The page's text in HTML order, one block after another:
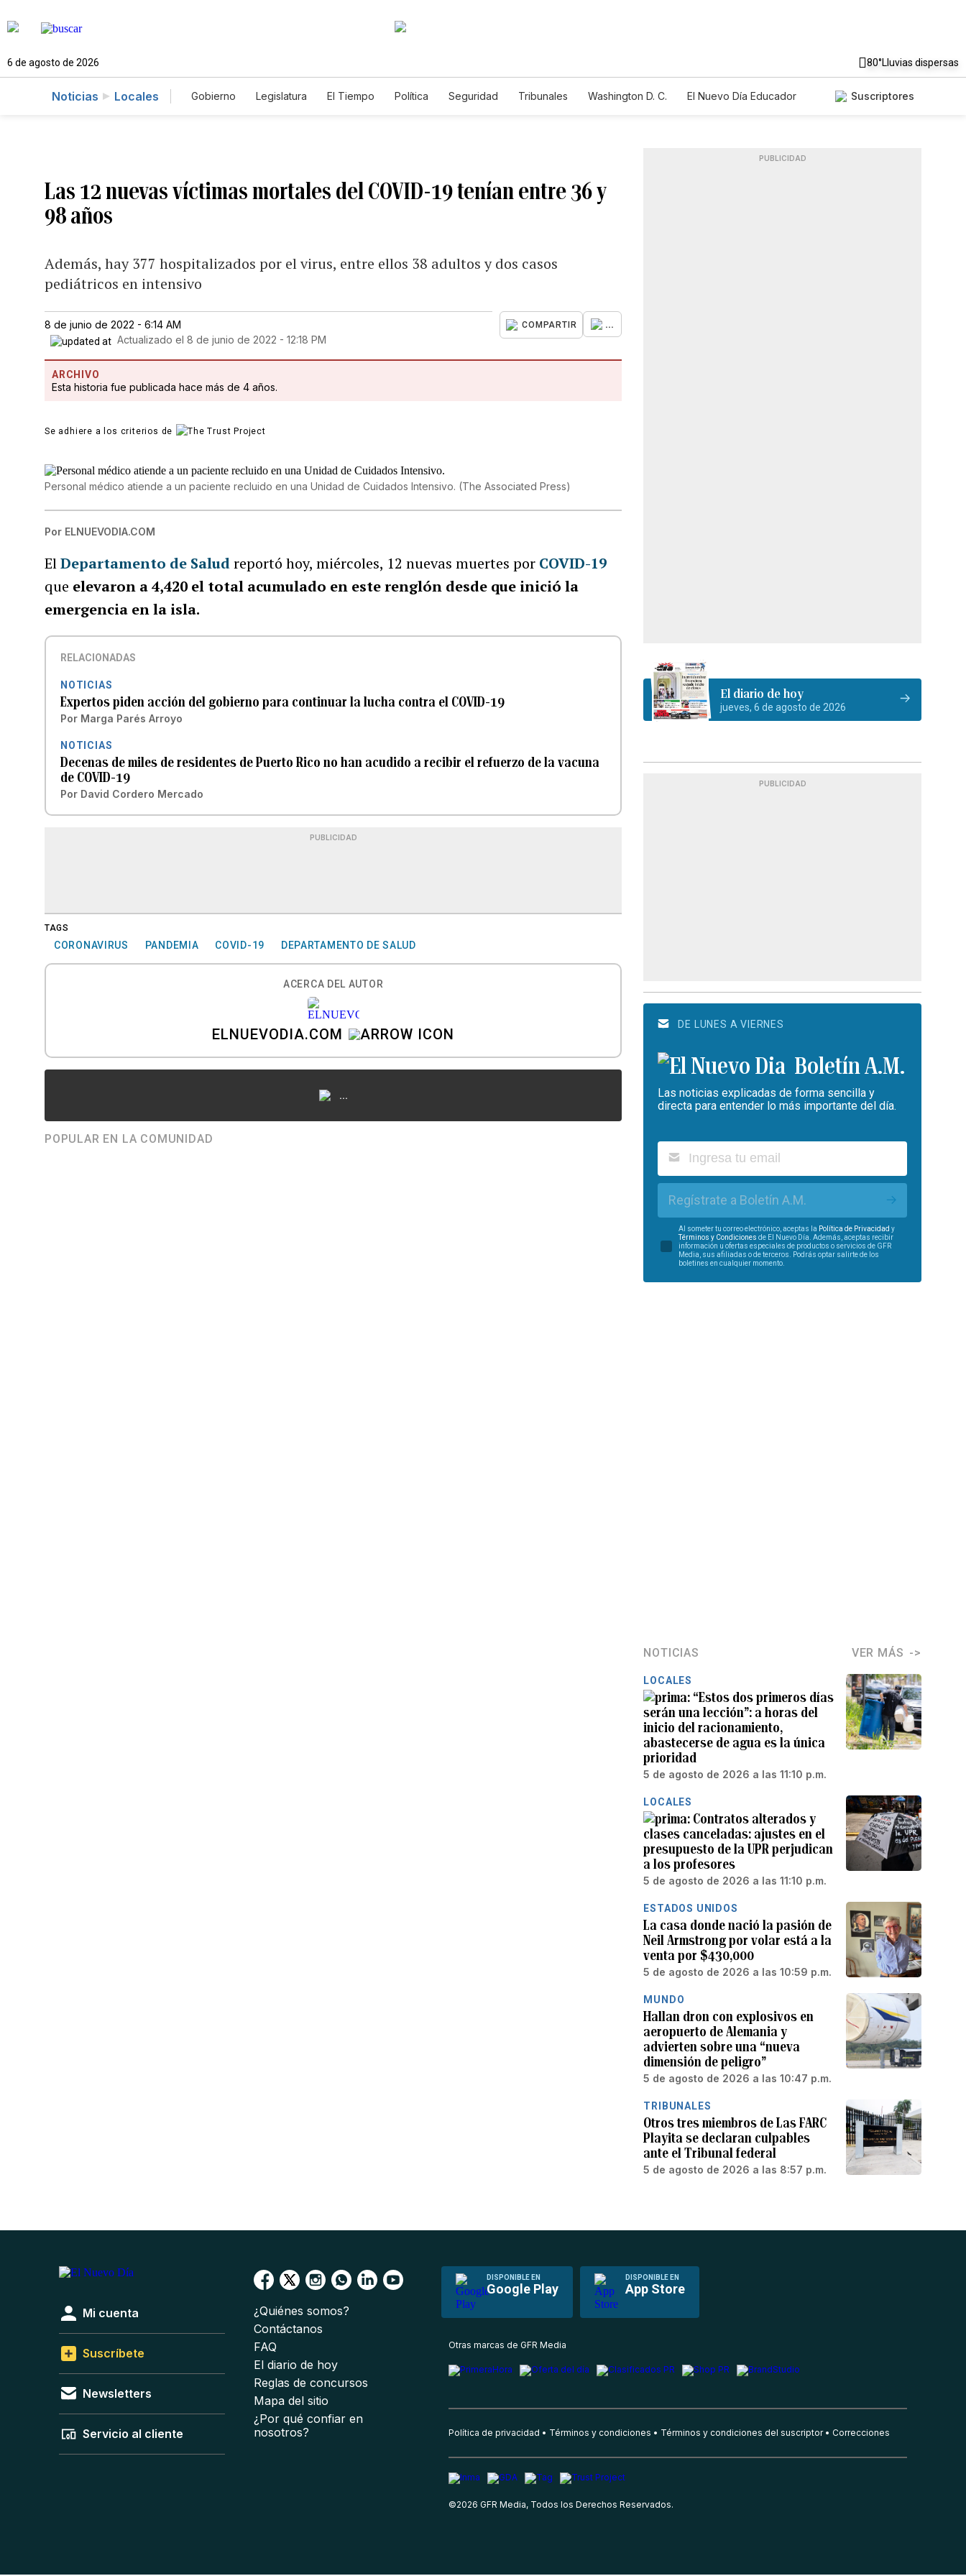
6 de agosto de 2026 80°Lluvias dispersas
Noticias Locales Gobierno Legislatura El Tiempo Política Seguridad Tribunales Washington D. C.
El Nuevo Día Educador
Suscriptores
Las 12 nuevas víctimas mortales del COVID-19 tenían entre 36 y
98 años
Además, hay 377 hospitalizados por el virus, entre ellos 38 adultos y dos casos
pediátricos en intensivo
8 de junio de 2022 - 6:14 AM
Actualizado el8 de junio de 2022 - 12:18 PM
COMPARTIR ...
ARCHIVO
Esta historia fue publicada hace más de 4 años.
Se adhiere a los criterios de
Personal médico atiende a un paciente recluido en una Unidad de Cuidados Intensivo. (The Associated Press)
Por ELNUEVODIA.COM
ElDepartamento de Saludreportó hoy, miércoles, 12 nuevas muertes por COVID-19
que elevaron a 4,420 el total acumulado en este renglón desde que inició la
emergencia en la isla.
RELACIONADAS
NOTICIAS
Expertos piden acción del gobierno para continuar la lucha contra el COVID-19
Por Marga Parés Arroyo
NOTICIAS
Decenas de miles de residentes de Puerto Rico no han acudido a recibir el refuerzo de la vacuna
de COVID-19
Por David Cordero Mercado
PUBLICIDAD
TAGS
CORONAVIRUS PANDEMIA COVID-19 DEPARTAMENTO DE SALUD
ACERCA DEL AUTOR
ELNUEVODIA.COM
...
POPULAR EN LA COMUNIDAD
PUBLICIDAD
El diario de hoy
jueves, 6 de agosto de 2026
PUBLICIDAD
DE LUNES A VIERNES
Boletín A.M.
Las noticias explicadas de forma sencilla y
directa para entender lo más importante del día.
Regístrate a Boletín A.M.
Al someter tu correo electrónico, aceptas la Política de Privacidad y
Términos y Condiciones de El Nuevo Día. Además, aceptas recibir
información u ofertas especiales de productos o servicios de GFR
Media, sus afiliadas o de terceros. Podrás optar salirte de los
boletines en cualquier momento.
NOTICIAS VER MÁS
LOCALES
“Estos dos primeros días
serán una lección”: a horas del
inicio del racionamiento,
abastecerse de agua es la única
prioridad
5 de agosto de 2026 a las 11:10 p.m.
LOCALES
Contratos alterados y
clases canceladas: ajustes en el
presupuesto de la UPR perjudican
a los profesores
5 de agosto de 2026 a las 11:10 p.m.
ESTADOS UNIDOS
La casa donde nació la pasión de
Neil Armstrong por volar está a la
venta por $430,000
5 de agosto de 2026 a las 10:59 p.m.
MUNDO
Hallan dron con explosivos en
aeropuerto de Alemania y
advierten sobre una “nueva
dimensión de peligro”
5 de agosto de 2026 a las 10:47 p.m.
TRIBUNALES
Otros tres miembros de Las FARC
Playita se declaran culpables
ante el Tribunal federal
5 de agosto de 2026 a las 8:57 p.m.
DISPONIBLE EN
Google Play
DISPONIBLE EN
App Store
Mi cuenta
Suscríbete
Newsletters
Servicio al cliente
¿Quiénes somos?
Contáctanos
FAQ
El diario de hoy
Reglas de concursos
Mapa del sitio
¿Por qué confiar en
nosotros?
Otras marcas de GFR Media
Política de privacidad Términos y condiciones Términos y condiciones del suscriptor Correcciones
©2026 GFR Media, Todos los Derechos Reservados.